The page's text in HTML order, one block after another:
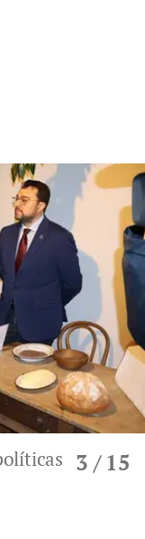
3 / 15